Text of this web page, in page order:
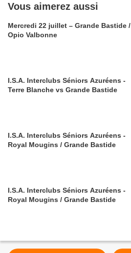
Vous aimerez aussi
Mercredi 22 juillet – Grande Bastide /
Opio Valbonne
I.S.A. Interclubs Séniors Azuréens -
Terre Blanche vs Grande Bastide
I.S.A. Interclubs Séniors Azuréens -
Royal Mougins / Grande Bastide
I.S.A. Interclubs Séniors Azuréens -
Royal Mougins / Grande Bastide